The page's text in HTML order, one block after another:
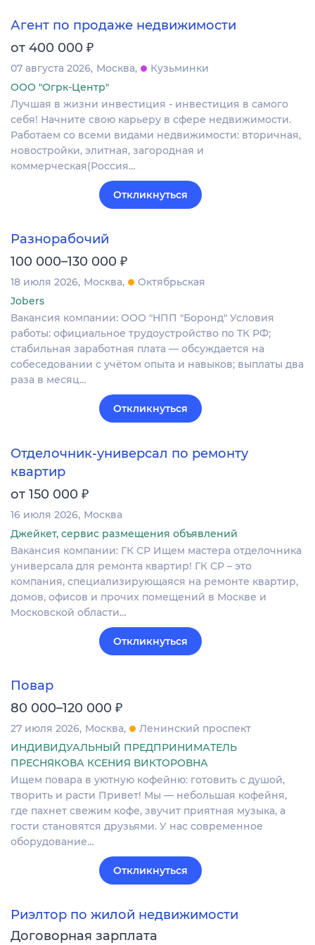
Агент по продаже недвижимости
от 400 000 ₽
07 августа 2026 Москва
Кузьминки
ООО "Огрк-Центр"
Лучшая в жизни инвестиция - инвестиция в самого
себя! Начните свою карьеру в сфере недвижимости.
Работаем со всеми видами недвижимости: вторичная,
новостройки, элитная, загородная и
коммерческая(Россия…
Откликнуться
Разнорабочий
100 000–130 000 ₽
18 июля 2026 Москва
Октябрьская
Jobers
Вакансия компании: ООО "НПП "Боронд" Условия
работы: официальное трудоустройство по ТК РФ;
стабильная заработная плата — обсуждается на
собеседовании с учётом опыта и навыков; выплаты два
раза в месяц…
Откликнуться
Отделочник-универсал по ремонту
квартир
от 150 000 ₽
16 июля 2026 Москва
Джейкет, сервис размещения объявлений
Вакансия компании: ГК СР Ищем мастера отделочника
универсала для ремонта квартир! ГК СР – это
компания, специализирующаяся на ремонте квартир,
домов, офисов и прочих помещений в Москве и
Московской области…
Откликнуться
Повар
80 000–120 000 ₽
27 июля 2026 Москва
Ленинский проспект
ИНДИВИДУАЛЬНЫЙ ПРЕДПРИНИМАТЕЛЬ
ПРЕСНЯКОВА КСЕНИЯ ВИКТОРОВНА
Ищем повара в уютную кофейню: готовить с душой,
творить и расти Привет! Мы — небольшая кофейня,
где пахнет свежим кофе, звучит приятная музыка, а
гости становятся друзьями. У нас современное
оборудование…
Откликнуться
Риэлтор по жилой недвижимости
Договорная зарплата